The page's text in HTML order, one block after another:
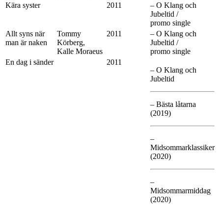
Kära syster 2011
– O Klang och
Jubeltid /
promo single
Allt syns när
man är naken
Tommy
Körberg,
Kalle Moraeus
2011
– O Klang och
Jubeltid /
promo single
En dag i sänder
2011
– O Klang och
Jubeltid
– Bästa låtarna
(2019)
–
Midsommarklassiker
(2020)
–
Midsommarmiddag
(2020)